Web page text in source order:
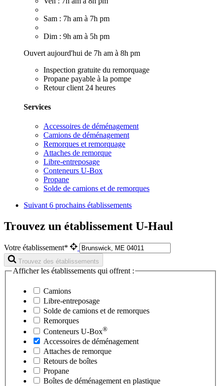
Sam : 7h am à 7h pm
Dim : 9h am à 5h pm
Ouvert aujourd'hui de 7h am à 8h pm
Inspection gratuite du remorquage
Propane payable à la pompe
Retour client 24 heures
Services
Accessoires de déménagement
Camions de déménagement
Remorques et remorquage
Attaches de remorque
Libre-entreposage
Conteneurs U-Box
Propane
Solde de camions et de remorques
Suivant 6 prochains établissements
Trouvez un établissement U-Haul
Votre établissement*
Trouvez des établissements
Afficher les établissements qui offrent :
Camions
Libre-entreposage
Solde de camions et de remorques
Remorques
Conteneurs U-Box®
Accessoires de déménagement
Attaches de remorque
Retours de boîtes
Propane
Boîtes de déménagement en plastique